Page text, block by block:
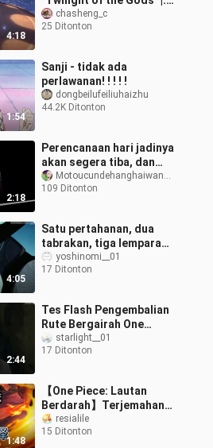
4:18
Pertarungan terakhir di
Crida Arena]
chasheng_c
25 Ditonton
1:54
Sanji - tidak ada
perlawanan! ! ! ! !
dongbeilufeiliuhaizhu
44.2K Ditonton
2:18
Perencanaan hari jadinya
akan segera tiba, dan
Bago sudah menjawab
banyak pertanyaan. Mari
Motoucundehanghaiwangyezhier
109 Ditonton
4:05
Satu pertahanan, dua
tabrakan, tiga lemparan!
Perbandingan derajat
pemulihan Jozi pada tes
yoshinomi__01
17 Ditonton
2:44
Tes Flash Pengembalian
Rute Bergairah One
Piecestarlight__01
17 Ditonton
1:48
【One Piece: Lautan
Berdarah】Terjemahan
Teks Mandarin–Jepang
untuk Suara Internal
resialile
15 Ditonton